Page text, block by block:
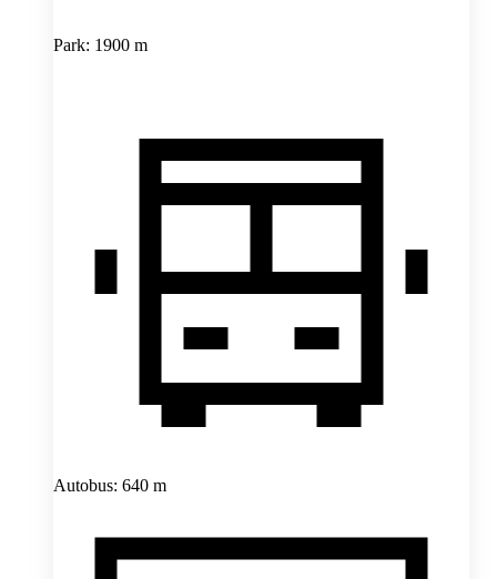
Park: 1900 m
Autobus: 640 m